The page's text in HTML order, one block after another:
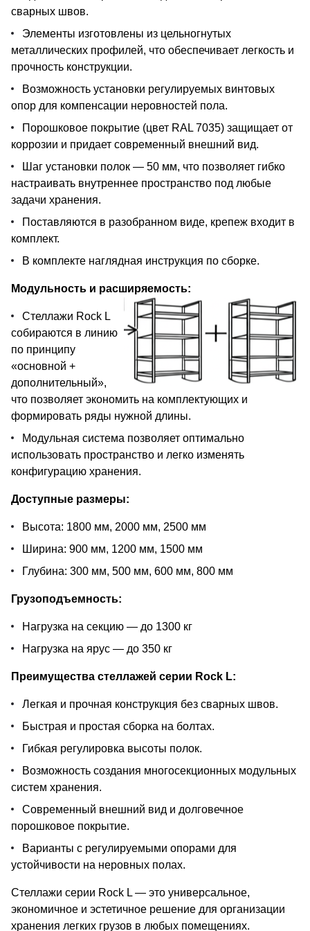
сварных швов.
Элементы изготовлены из цельногнутых
металлических профилей, что обеспечивает легкость и
прочность конструкции.
Возможность установки регулируемых винтовых
опор для компенсации неровностей пола.
Порошковое покрытие (цвет RAL 7035) защищает от
коррозии и придает современный внешний вид.
Шаг установки полок — 50 мм, что позволяет гибко
настраивать внутреннее пространство под любые
задачи хранения.
Поставляются в разобранном виде, крепеж входит в
комплект.
В комплекте наглядная инструкция по сборке.
Модульность и расширяемость:
Стеллажи Rock L
собираются в линию
по принципу
«основной +
дополнительный»,
что позволяет экономить на комплектующих и
формировать ряды нужной длины.
Модульная система позволяет оптимально
использовать пространство и легко изменять
конфигурацию хранения.
Доступные размеры:
Высота: 1800 мм, 2000 мм, 2500 мм
Ширина: 900 мм, 1200 мм, 1500 мм
Глубина: 300 мм, 500 мм, 600 мм, 800 мм
Грузоподъемность:
Нагрузка на секцию — до 1300 кг
Нагрузка на ярус — до 350 кг
Преимущества стеллажей серии Rock L:
Легкая и прочная конструкция без сварных швов.
Быстрая и простая сборка на болтах.
Гибкая регулировка высоты полок.
Возможность создания многосекционных модульных
систем хранения.
Современный внешний вид и долговечное
порошковое покрытие.
Варианты с регулируемыми опорами для
устойчивости на неровных полах.
Стеллажи серии Rock L — это универсальное,
экономичное и эстетичное решение для организации
хранения легких грузов в любых помещениях.